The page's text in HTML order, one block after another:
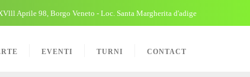
Aprile 98, Borgo Veneto - Loc. Santa Margherita d'adige
EVENTI TURNI CONTACT